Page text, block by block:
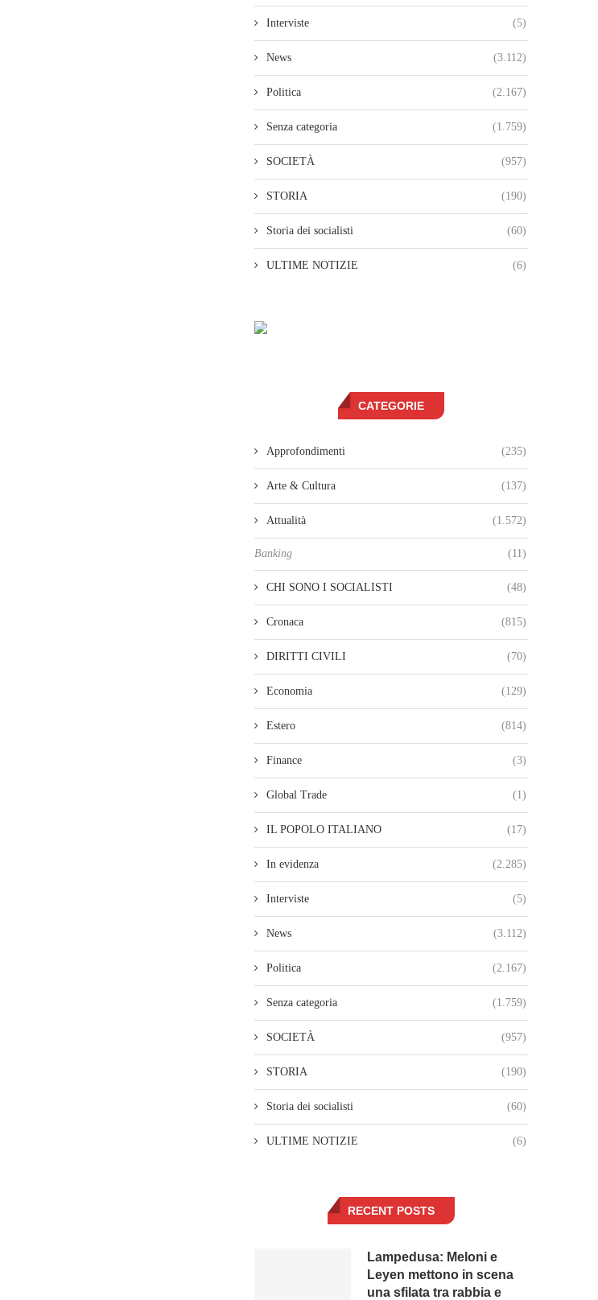
Interviste (5)
News (3.112)
Politica (2.167)
Senza categoria (1.759)
SOCIETÀ (957)
STORIA (190)
Storia dei socialisti (60)
ULTIME NOTIZIE (6)
CATEGORIE
Approfondimenti (235)
Arte & Cultura (137)
Attualità (1.572)
Banking (11)
CHI SONO I SOCIALISTI (48)
Cronaca (815)
DIRITTI CIVILI (70)
Economia (129)
Estero (814)
Finance (3)
Global Trade (1)
IL POPOLO ITALIANO (17)
In evidenza (2.285)
Interviste (5)
News (3.112)
Politica (2.167)
Senza categoria (1.759)
SOCIETÀ (957)
STORIA (190)
Storia dei socialisti (60)
ULTIME NOTIZIE (6)
RECENT POSTS
Lampedusa: Meloni e
Leyen mettono in scena
una sfilata tra rabbia e